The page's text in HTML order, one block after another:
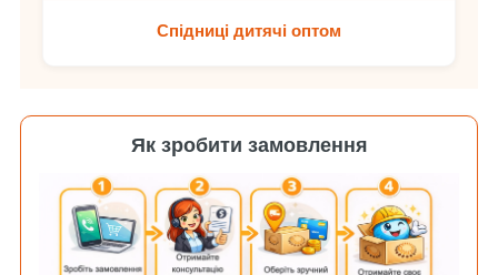
Спідниці дитячі оптом
Як зробити замовлення